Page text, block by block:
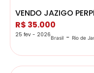
VENDO JAZIGO
R$ 35.000
25 fev - 2026Brasil - Rio de